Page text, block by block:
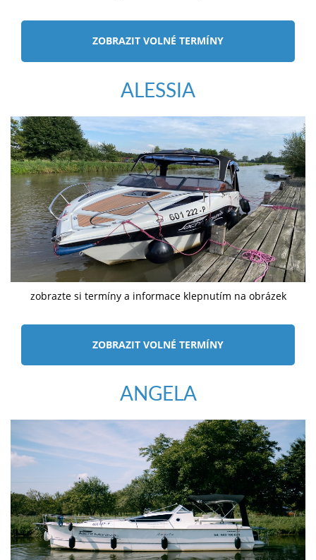
ZOBRAZIT VOLNÉ TERMÍNY
ALESSIA
zobrazte si termíny a informace klepnutím na obrázek
ZOBRAZIT VOLNÉ TERMÍNY
ANGELA